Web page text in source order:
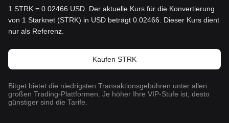
1 STRK = 0.02466 USD. Der aktuelle Kurs für die Konvertierung
von 1 Starknet (STRK) in USD beträgt 0.02466. Dieser Kurs dient
nur als Referenz.
Kaufen STRK
Bitget bietet die niedrigsten Transaktionsgebühren unter allen
großen Trading-Plattformen. Je höher Ihre VIP-Stufe ist, desto
günstiger sind die Tarife.